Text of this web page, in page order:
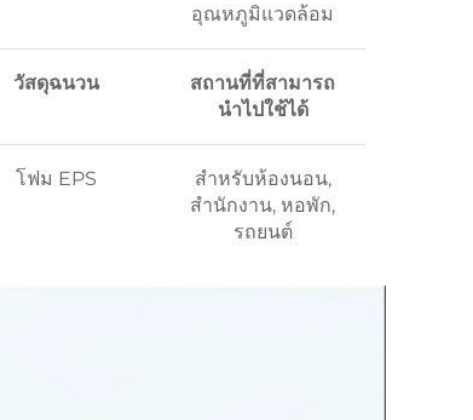
อุณหภูมิแวดล้อม
วัสดุฉนวน
สถานที่ที่สามารถ
นำไปใช้ได้
โฟม EPS
สำหรับห้องนอน,
สำนักงาน, หอพัก,
รถยนต์